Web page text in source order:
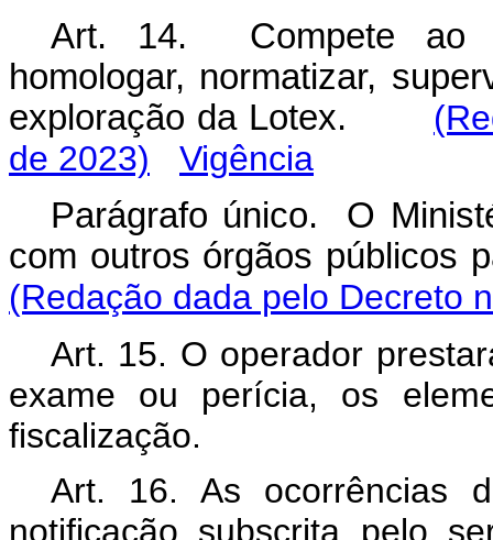
Art. 14. Compete ao
homologar, normatizar,
exploração da Lotex.
de 2023)
Vigência
Parágrafo único. O
com outros órgãos públicos
(Redação dada pelo Decreto
Art. 15. O operador
exame ou perícia, os
fiscalização.
Art. 16. As ocorrências
notificação subscrita pelo